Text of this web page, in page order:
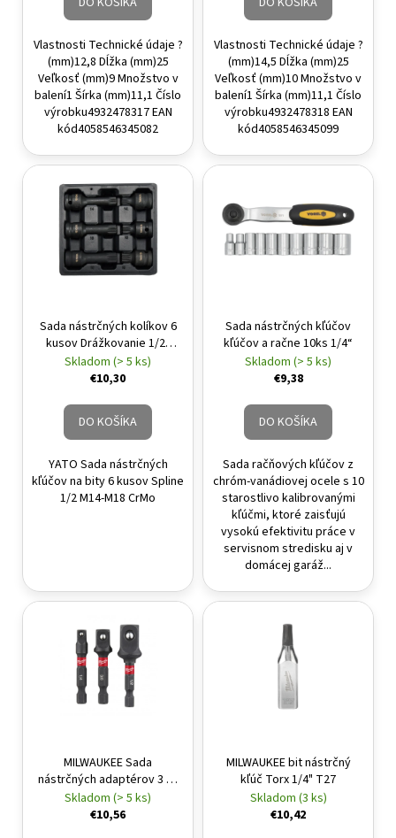
Vlastnosti Technické údaje ?
(mm)12,8 Dĺžka (mm)25
Veľkosť (mm)9 Množstvo v
balení1 Šírka (mm)11,1 Číslo
výrobku4932478317 EAN
kód4058546345082
Vlastnosti Technické údaje ?
(mm)14,5 Dĺžka (mm)25
Veľkosť (mm)10 Množstvo v
balení1 Šírka (mm)11,1 Číslo
výrobku4932478318 EAN
kód4058546345099
Sada nástrčných kolíkov 6
kusov Drážkovanie 1/2"
M14-M18 CrMo YATO
Skladom (> 5 ks)
€10,30
DO KOŠÍKA
YATO Sada nástrčných
kľúčov na bity 6 kusov Spline
1/2 M14-M18 CrMo
Sada nástrčných kľúčov
kľúčov a račne 10ks 1/4“
Skladom (> 5 ks)
€9,38
DO KOŠÍKA
Sada račňových kľúčov z
chróm-vanádiovej ocele s 10
starostlivo kalibrovanými
kľúčmi, ktoré zaisťujú
vysokú efektivitu práce v
servisnom stredisku aj v
domácej garáž...
MILWAUKEE Sada
nástrčných adaptérov 3 ks
1/4" Hex -> 1/2", 3/8", 1/4"
štvorhran
Skladom (> 5 ks)
€10,56
MILWAUKEE bit nástrčný
kľúč Torx 1/4" T27
Skladom (3 ks)
€10,42